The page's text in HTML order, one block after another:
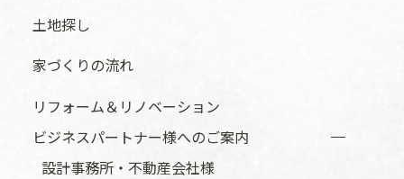
土地探し
家づくりの流れ
リフォーム＆リノベーション
ビジネスパートナー様へのご案内
設計事務所・不動産会社様